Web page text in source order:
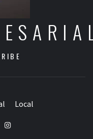
Local
Instagram